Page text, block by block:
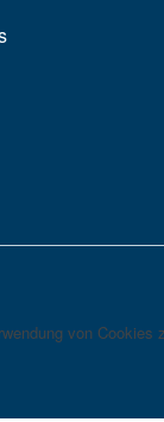
von Cookies